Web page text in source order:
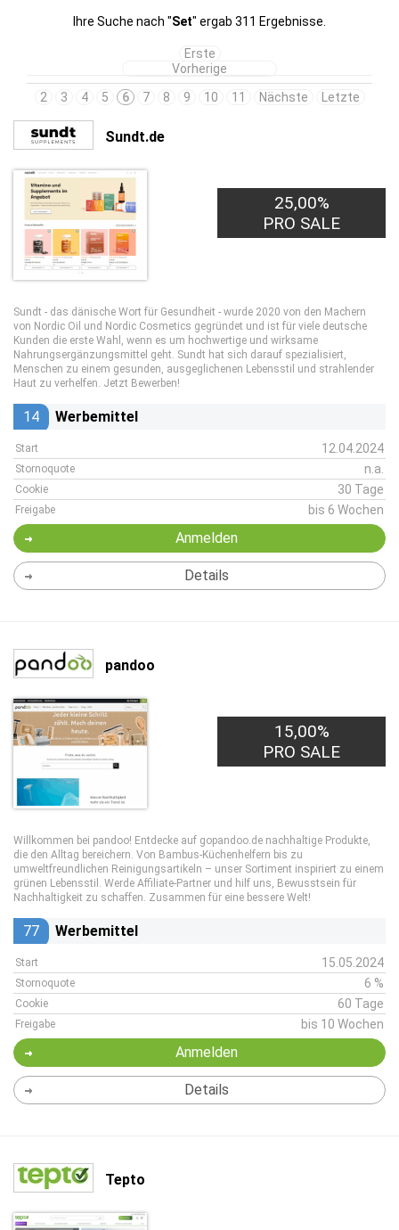
Ihre Suche nach "Set" ergab 311 Ergebnisse.
Erste
Vorherige
2
3 4 5 6 7 8 9 10 11 Nächste Letzte
Sundt.de
25,00%
PRO SALE
Sundt - das dänische Wort für Gesundheit - wurde 2020 von den Machern
von Nordic Oil und Nordic Cosmetics gegründet und ist für viele deutsche
Kunden die erste Wahl, wenn es um hochwertige und wirksame
Nahrungsergänzungsmittel geht. Sundt hat sich darauf spezialisiert,
Menschen zu einem gesunden, ausgeglichenen Lebensstil und strahlender
Haut zu verhelfen. Jetzt Bewerben!
14 Werbemittel
Start 12.04.2024
Stornoquote n.a.
Cookie 30 Tage
Freigabe bis 6 Wochen
Anmelden
Details
pandoo
15,00%
PRO SALE
Willkommen bei pandoo! Entdecke auf gopandoo.de nachhaltige Produkte,
die den Alltag bereichern. Von Bambus-Küchenhelfern bis zu
umweltfreundlichen Reinigungsartikeln – unser Sortiment inspiriert zu einem
grünen Lebensstil. Werde Affiliate-Partner und hilf uns, Bewusstsein für
Nachhaltigkeit zu schaffen. Zusammen für eine bessere Welt!
77 Werbemittel
Start 15.05.2024
Stornoquote 6 %
Cookie 60 Tage
Freigabe bis 10 Wochen
Anmelden
Details
Tepto